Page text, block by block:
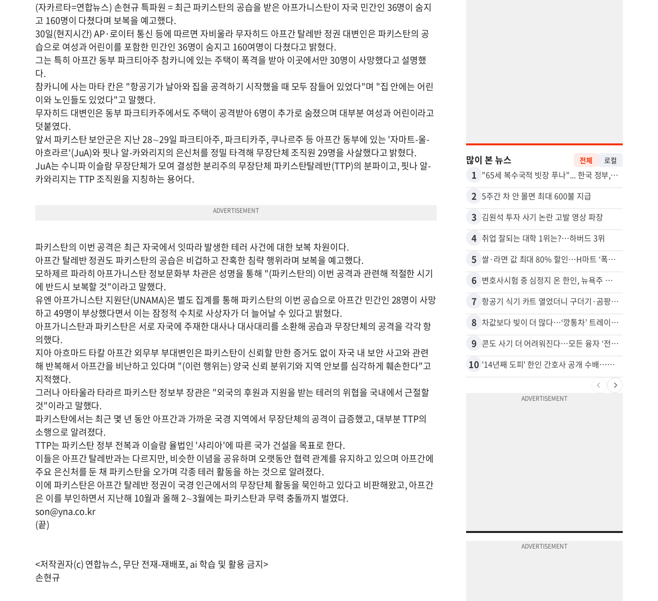
(자카르타=연합뉴스) 손현규 특파원 = 최근 파키스탄의 공습을 받은 아프가니스탄이 자국 민간인 36명이 숨지
고 160명이 다쳤다며 보복을 예고했다.
30일(현지시간) AP·로이터 통신 등에 따르면 자비울라 무자히드 아프간 탈레반 정권 대변인은 파키스탄의 공
습으로 여성과 어린이를 포함한 민간인 36명이 숨지고 160여명이 다쳤다고 밝혔다.
그는 특히 아프간 동부 파크티아주 참카니에 있는 주택이 폭격을 받아 이곳에서만 30명이 사망했다고 설명했
다.
참카니에 사는 마타 칸은 "항공기가 날아와 집을 공격하기 시작했을 때 모두 잠들어 있었다"며 "집 안에는 어린
이와 노인들도 있었다"고 말했다.
무자히드 대변인은 동부 파크티카주에서도 주택이 공격받아 6명이 추가로 숨졌으며 대부분 여성과 어린이라고
덧붙였다.
앞서 파키스탄 보안군은 지난 28∼29일 파크티아주, 파크티카주, 쿠나르주 등 아프간 동부에 있는 '자마트-울-
아흐라르'(JuA)와 핏나 알-카와리지의 은신처를 정밀 타격해 무장단체 조직원 29명을 사살했다고 밝혔다.
JuA는 수니파 이슬람 무장단체가 모여 결성한 분리주의 무장단체 파키스탄탈레반(TTP)의 분파이고, 핏나 알-
카와리지는 TTP 조직원을 지칭하는 용어다.
파키스탄의 이번 공격은 최근 자국에서 잇따라 발생한 테러 사건에 대한 보복 차원이다.
아프간 탈레반 정권도 파키스탄의 공습은 비겁하고 잔혹한 침략 행위라며 보복을 예고했다.
모하제르 파라히 아프가니스탄 정보문화부 차관은 성명을 통해 "(파키스탄의) 이번 공격과 관련해 적절한 시기
에 반드시 보복할 것"이라고 말했다.
유엔 아프가니스탄 지원단(UNAMA)은 별도 집계를 통해 파키스탄의 이번 공습으로 아프간 민간인 28명이 사망
하고 49명이 부상했다면서 이는 잠정적 수치로 사상자가 더 늘어날 수 있다고 밝혔다.
아프가니스탄과 파키스탄은 서로 자국에 주재한 대사나 대사대리를 소환해 공습과 무장단체의 공격을 각각 항
의했다.
지아 아흐마드 타칼 아프간 외무부 부대변인은 파키스탄이 신뢰할 만한 증거도 없이 자국 내 보안 사고와 관련
해 반복해서 아프간을 비난하고 있다며 "(이런 행위는) 양국 신뢰 분위기와 지역 안보를 심각하게 훼손한다"고
지적했다.
그러나 아타울라 타라르 파키스탄 정보부 장관은 "외국의 후원과 지원을 받는 테러의 위협을 국내에서 근절할
것"이라고 말했다.
파키스탄에서는 최근 몇 년 동안 아프간과 가까운 국경 지역에서 무장단체의 공격이 급증했고, 대부분 TTP의
소행으로 알려졌다.
TTP는 파키스탄 정부 전복과 이슬람 율법인 '샤리아'에 따른 국가 건설을 목표로 한다.
이들은 아프간 탈레반과는 다르지만, 비슷한 이념을 공유하며 오랫동안 협력 관계를 유지하고 있으며 아프간에
주요 은신처를 둔 채 파키스탄을 오가며 각종 테러 활동을 하는 것으로 알려졌다.
이에 파키스탄은 아프간 탈레반 정권이 국경 인근에서의 무장단체 활동을 묵인하고 있다고 비판해왔고, 아프간
은 이를 부인하면서 지난해 10월과 올해 2∼3월에는 파키스탄과 무력 충돌까지 벌였다.
son@yna.co.kr
(끝)
<저작권자(c) 연합뉴스, 무단 전재-재배포, ai 학습 및 활용 금지>
손현규
많이 본 뉴스 전체 로컬
1 "65세 복수국적 빗장 푸나"... 한국 정부, 연령 완화 전면 추진
2 5주간 차 안 몰면 최대 600불 지급
3 김원석 투자 사기 논란 고발 영상 파장
4 취업 잘되는 대학 1위는?…하버드 3위
5 쌀·라면 값 최대 80% 할인…H마트 ‘폭탄 세일’
6 변호사시험 중 심정지 온 한인, 뉴욕주 제소
7 항공기 식기 카트 열었더니 구더기·곰팡이…LAX 기내식 업체 논란
8 차값보다 빚이 더 많다…‘깡통차’ 트레이드인 급증
9 콘도 사기 더 어려워진다…모든 융자 ‘전체 심사’
10 '14년째 도피' 한인 간호사 공개 수배…메디케어 사기 유죄